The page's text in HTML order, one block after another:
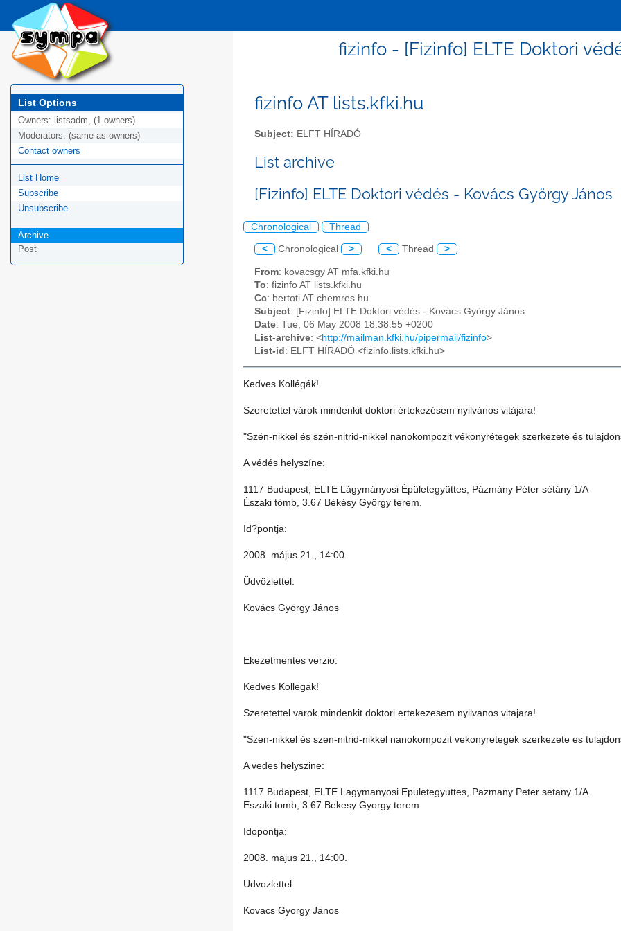
fizinfo - [Fizinfo] ELTE Doktori
List Options
Owners: listsadm, (1 owners)
Moderators: (same as owners)
Contact owners
List Home
Subscribe
Unsubscribe
Archive
Post
fizinfo AT lists.kfki.hu
Subject: ELFT HÍRADÓ
List archive
[Fizinfo] ELTE Doktori védés - Kovács György János
Chronological Thread
< Chronological > < Thread >
From: kovacsgy AT mfa.kfki.hu
To: fizinfo AT lists.kfki.hu
Cc: bertoti AT chemres.hu
Subject: [Fizinfo] ELTE Doktori védés - Kovács György János
Date: Tue, 06 May 2008 18:38:55 +0200
List-archive: <http://mailman.kfki.hu/pipermail/fizinfo>
List-id : ELFT HÍRADÓ <fizinfo.lists.kfki.hu>
Kedves Kollégák!
Szeretettel várok mindenkit doktori értekezésem nyilvános vitájára!
"Szén-nikkel és szén-nitrid-nikkel nanokompozit vékonyrétegek szerkezete és
A védés helyszíne:
1117 Budapest, ELTE Lágymányosi Épületegyüttes, Pázmány Péter sétány 1/A
Északi tömb, 3.67 Békésy György terem.
Id?pontja:
2008. május 21., 14:00.
Üdvözlettel:
Kovács György János
Ekezetmentes verzio:
Kedves Kollegak!
Szeretettel varok mindenkit doktori ertekezesem nyilvanos vitajara!
"Szen-nikkel és szen-nitrid-nikkel nanokompozit vekonyretegek szerkezete es
A vedes helyszine:
1117 Budapest, ELTE Lagymanyosi Epuletegyuttes, Pazmany Peter setany 1/A
Eszaki tomb, 3.67 Bekesy Gyorgy terem.
Idopontja:
2008. majus 21., 14:00.
Udvozlettel:
Kovacs Gyorgy Janos